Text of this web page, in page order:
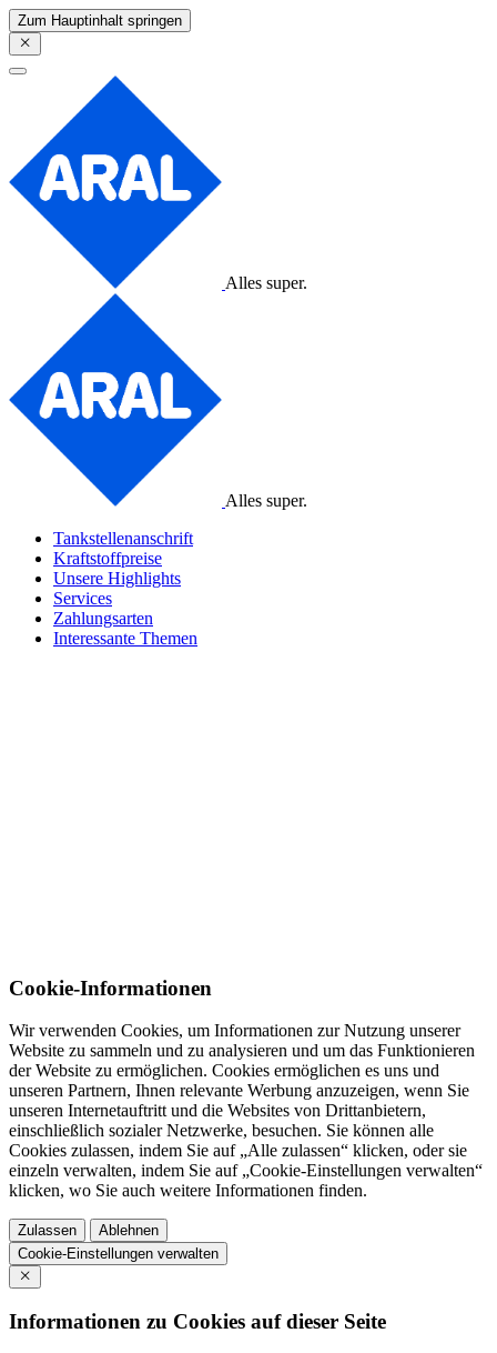
Zum Hauptinhalt springen
Alles super.
Alles super.
Tankstellenanschrift
Kraftstoffpreise
Unsere Highlights
Services
Zahlungsarten
Interessante Themen
Cookie-Informationen
Wir verwenden Cookies, um Informationen zur Nutzung unserer
Website zu sammeln und zu analysieren und um das Funktionieren
der Website zu ermöglichen. Cookies ermöglichen es uns und
unseren Partnern, Ihnen relevante Werbung anzuzeigen, wenn Sie
unseren Internetauftritt und die Websites von Drittanbietern,
einschließlich sozialer Netzwerke, besuchen. Sie können alle
Cookies zulassen, indem Sie auf „Alle zulassen“ klicken, oder sie
einzeln verwalten, indem Sie auf „Cookie-Einstellungen verwalten“
klicken, wo Sie auch weitere Informationen finden.
Zulassen
Ablehnen
Cookie-Einstellungen verwalten
Informationen zu Cookies auf dieser Seite